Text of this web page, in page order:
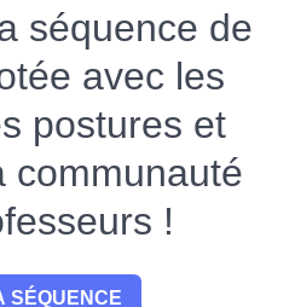
séquence de
avec les
postures et
communauté
!
SÉQUENCE